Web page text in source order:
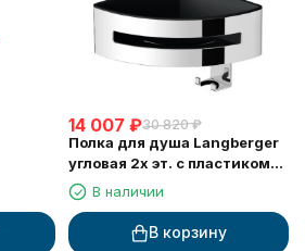
14 007 ₽30 820 ₽
Полка для душа Langberger
угловая 2х эт. с пластиком
75862В наличии
В корзину